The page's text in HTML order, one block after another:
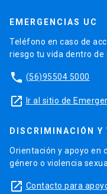
EMERGENCIAS UC
Teléfono en caso de
riesgo tu vida dentro de
phone (56)95504 5000
launch Ir al sitio de
DISCRIMINACIÓN Y
Orientación y apoyo en
género o violencia sexual.
launch Contacto para